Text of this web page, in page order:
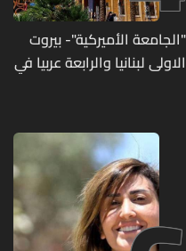
"الجامعة الأميركية"- بيروت
الاولى لبنانيا والرابعة عربيا في